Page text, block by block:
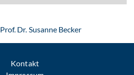
Prof. Dr. Susanne Becker: Per E-Mail
Kontakt